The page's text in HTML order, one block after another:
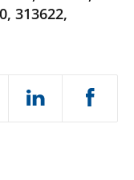
313622,